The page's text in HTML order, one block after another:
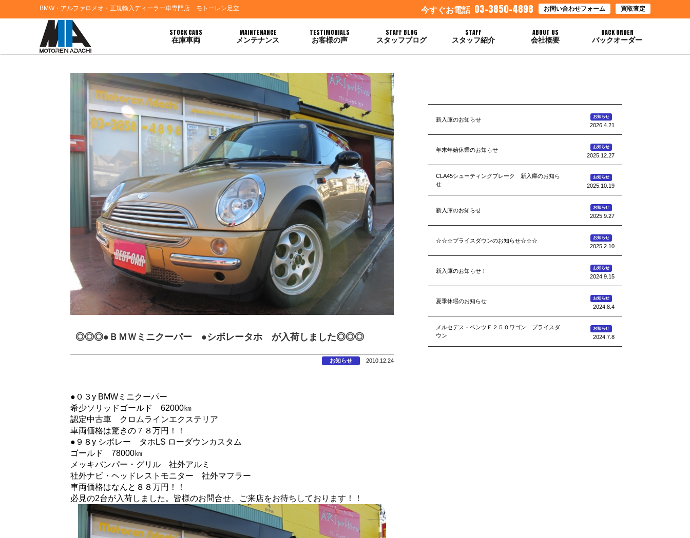
BMW・アルファロメオ・正規輸入ディーラー車専門店 モトーレン足立 今すぐお電話 03-3850-4898 お問い合わせフォーム 買取査定
STOCK CARS
在庫車両
MAINTENANCE
メンテナンス
TESTIMONIALS
お客様の声
STAFF BLOG
スタッフブログ
STAFF
スタッフ紹介
ABOUT US
会社概要
BACK ORDER
バックオーダー
HOME>お知らせ > ◎◎◎●ＢＭＷミニクーパー ●シボレータホ が入荷しました◎◎◎
◎◎◎●ＢＭＷミニクーパー ●シボレータホ が入荷しました◎◎◎
お知らせ 2010.12.24
●０３y BMWミニクーパー
希少ソリッドゴールド 62000㎞
認定中古車 クロムラインエクステリア
車両価格は驚きの７８万円！！
●９８y シボレー タホLS ローダウンカスタム
ゴールド 78000㎞
メッキバンパー・グリル 社外アルミ
社外ナビ・ヘッドレストモニター 社外マフラー
車両価格はなんと８８万円！！
必見の2台が入荷しました。皆様のお問合せ、ご来店をお待ちしております！！
新入庫のお知らせ お知らせ
2026.4.21
年末年始休業のお知らせ お知らせ
2025.12.27
CLA45シューティングブレーク 新入庫のお知ら
せ
お知らせ
2025.10.19
新入庫のお知らせ お知らせ
2025.9.27
☆☆☆プライスダウンのお知らせ☆☆☆ お知らせ
2025.2.10
新入庫のお知らせ！ お知らせ
2024.9.15
夏季休暇のお知らせ お知らせ
2024.8.4
メルセデス・ベンツＥ２５０ワゴン プライスダ
ウン
お知らせ
2024.7.8